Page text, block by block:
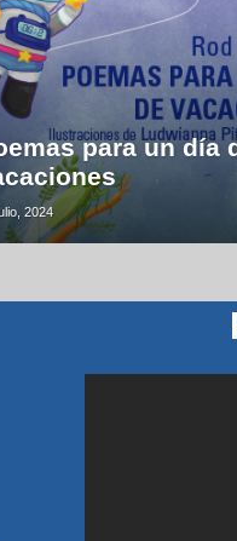
para un día
2024